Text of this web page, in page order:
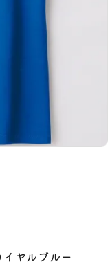
ヤルブルー